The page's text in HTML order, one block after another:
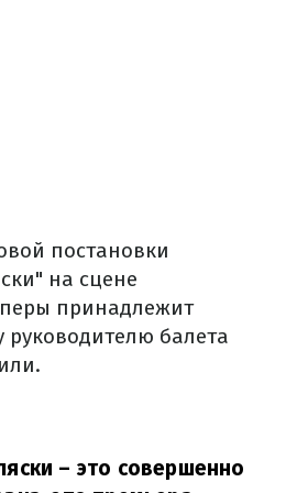
постановки
на сцене
принадлежит
руководителю балета
– это совершенно